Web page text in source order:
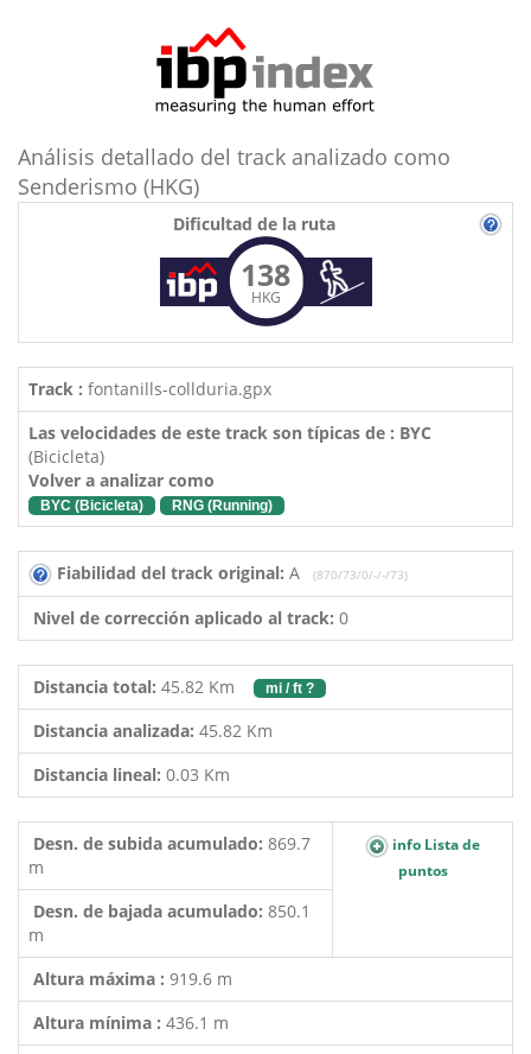
Análisis detallado del track analizado como
Senderismo (HKG)
Dificultad de la ruta
138
HKG
Track : fontanills-collduria.gpx
Las velocidades de este track son típicas de : BYC
(Bicicleta)
Volver a analizar como
BYC (Bicicleta) RNG (Running)
Fiabilidad del track original: A (870/73/0/-/-/73)
Nivel de corrección aplicado al track: 0
Distancia total: 45.82 Km mi / ft ?
Distancia analizada: 45.82 Km
Distancia lineal: 0.03 Km
Desn. de subida acumulado: 869.7
m
info Lista de
puntos
Desn. de bajada acumulado: 850.1
m
Altura máxima : 919.6 m
Altura mínima : 436.1 m